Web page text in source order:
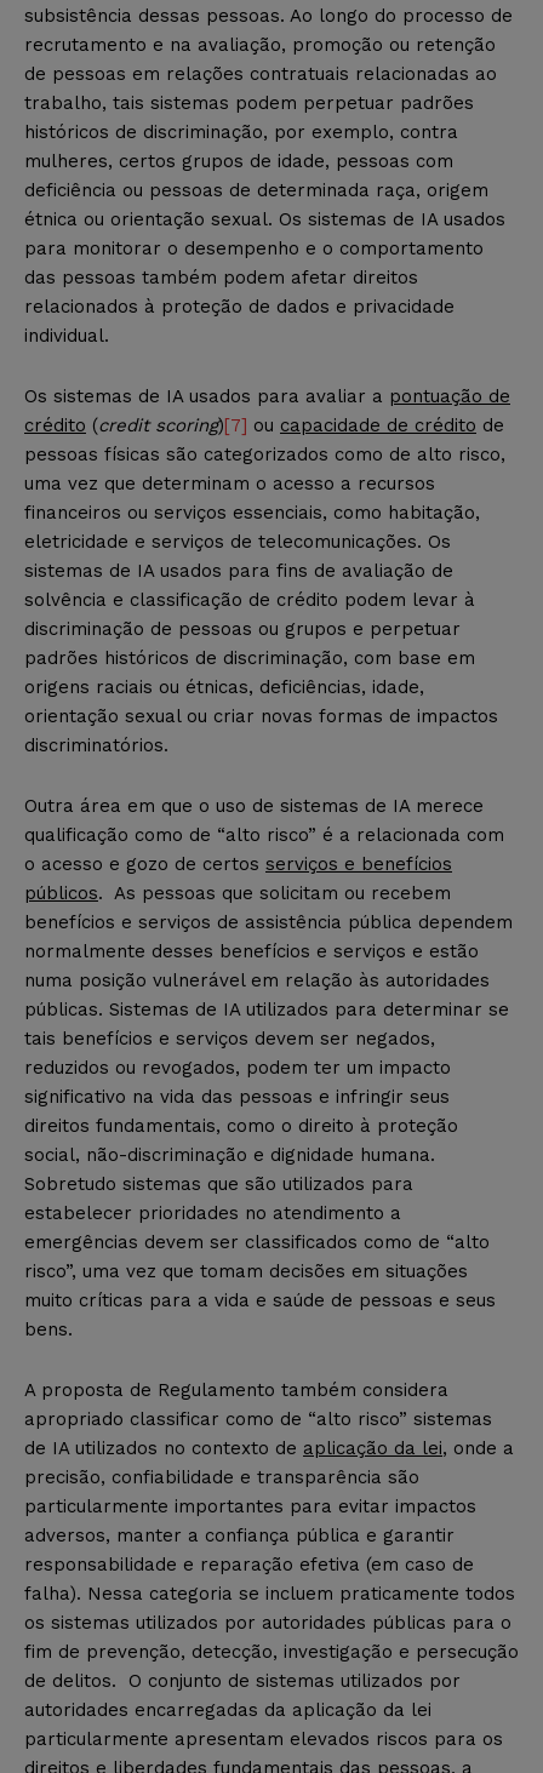
subsistência dessas pessoas. Ao longo do processo de
recrutamento e na avaliação, promoção ou retenção
de pessoas em relações contratuais relacionadas ao
trabalho, tais sistemas podem perpetuar padrões
históricos de discriminação, por exemplo, contra
mulheres, certos grupos de idade, pessoas com
deficiência ou pessoas de determinada raça, origem
étnica ou orientação sexual. Os sistemas de IA usados
para monitorar o desempenho e o comportamento
das pessoas também podem afetar direitos
relacionados à proteção de dados e privacidade
individual.
Os sistemas de IA usados ​​para avaliar a pontuação de
crédito (credit scoring)[7] ou capacidade de crédito de
pessoas físicas são categorizados como de alto risco,
uma vez que determinam o acesso a recursos
financeiros ou serviços essenciais, como habitação,
eletricidade e serviços de telecomunicações. Os
sistemas de IA usados para fins de avaliação de
solvência e classificação de crédito podem levar à
discriminação de pessoas ou grupos e perpetuar
padrões históricos de discriminação, com base em
origens raciais ou étnicas, deficiências, idade,
orientação sexual ou criar novas formas de impactos
discriminatórios.
Outra área em que o uso de sistemas de IA merece
qualificação como de “alto risco” é a relacionada com
o acesso e gozo de certos serviços e benefícios
públicos. As pessoas que solicitam ou recebem
benefícios e serviços de assistência pública dependem
normalmente desses benefícios e serviços e estão
numa posição vulnerável em relação às autoridades
públicas. Sistemas de IA utilizados para determinar se
tais benefícios e serviços devem ser negados,
reduzidos ou revogados, podem ter um impacto
significativo na vida das pessoas e infringir seus
direitos fundamentais, como o direito à proteção
social, não-discriminação e dignidade humana.
Sobretudo sistemas que são utilizados para
estabelecer prioridades no atendimento a
emergências devem ser classificados como de “alto
risco”, uma vez que tomam decisões em situações
muito críticas para a vida e saúde de pessoas e seus
bens.
A proposta de Regulamento também considera
apropriado classificar como de “alto risco” sistemas
de IA utilizados no contexto de aplicação da lei, onde a
precisão, confiabilidade e transparência são
particularmente importantes para evitar impactos
adversos, manter a confiança pública e garantir
responsabilidade e reparação efetiva (em caso de
falha). Nessa categoria se incluem praticamente todos
os sistemas utilizados por autoridades públicas para o
fim de prevenção, detecção, investigação e persecução
de delitos. O conjunto de sistemas utilizados por
autoridades encarregadas da aplicação da lei
particularmente apresentam elevados riscos para os
direitos e liberdades fundamentais das pessoas, a